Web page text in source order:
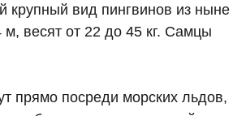
крупный вид пингвинов из ныне
весят от 22 до 45 кг. Самцы
прямо посреди морских льдов,